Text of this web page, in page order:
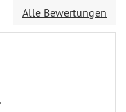
Alle Bewertungen